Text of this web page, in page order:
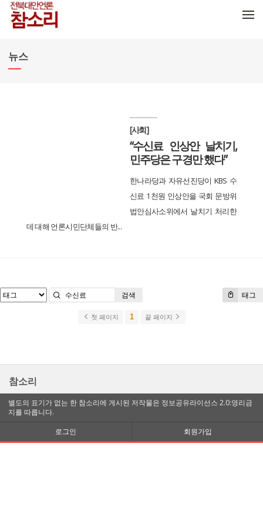
뉴스
[사회]
“수신료 인상안 날치기,
민주당은 구경만 했다”
한나라당과 자유선진당이 KBS 수
신료 1천원 인상안을 국회 문방위
법안심사소위에서 날치기 처리한
데 대해 언론시민단체들의 반...
태그
검색
첫 페이지 1 끝 페이지
참소리
별도의 표기가 없는 한 참소리에 게시된 저작물은 정보공유라이선스 2.0:영리금
지를 따릅니다.
로그인
회원가입